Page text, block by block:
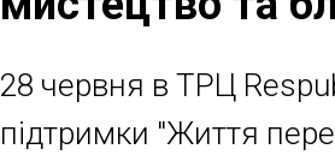
28 червня в ТРЦ
підтримки "Життя